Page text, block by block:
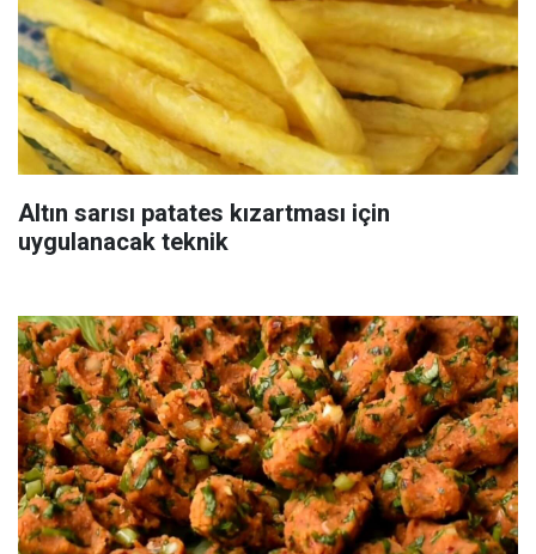
Altın sarısı patates kızartması için
uygulanacak teknik